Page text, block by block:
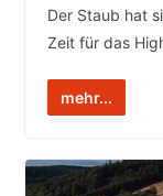
Der Staub hat
Zeit für das
mehr...